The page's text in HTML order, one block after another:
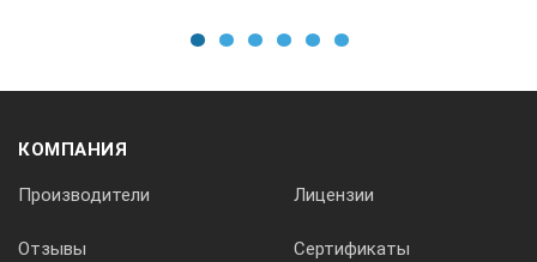
КОМПАНИЯ
Производители Лицензии
Отзывы Сертификаты